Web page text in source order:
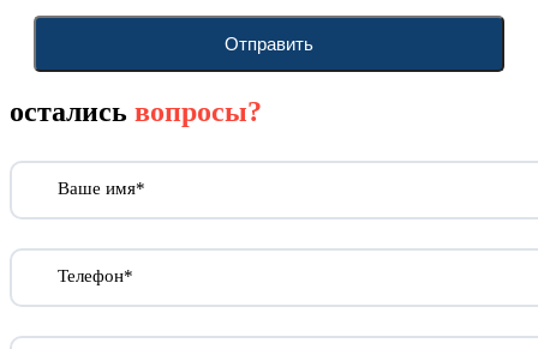
Отправить
остались вопросы?
Ваше имя*
Телефон*